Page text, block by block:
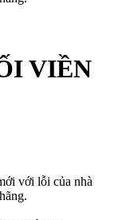
VIỀN
với lỗi của nhà